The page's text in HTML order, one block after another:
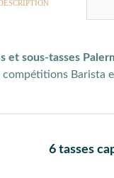
et sous-tasses
Barista
6 tasses